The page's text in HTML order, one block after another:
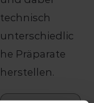
technisch
unterschiedlic
he Präparate
herstellen.